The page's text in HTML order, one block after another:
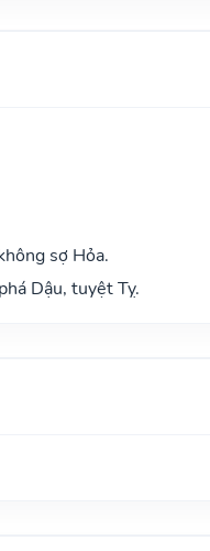
sợ Hỏa.
Dậu, tuyệt Tỵ.